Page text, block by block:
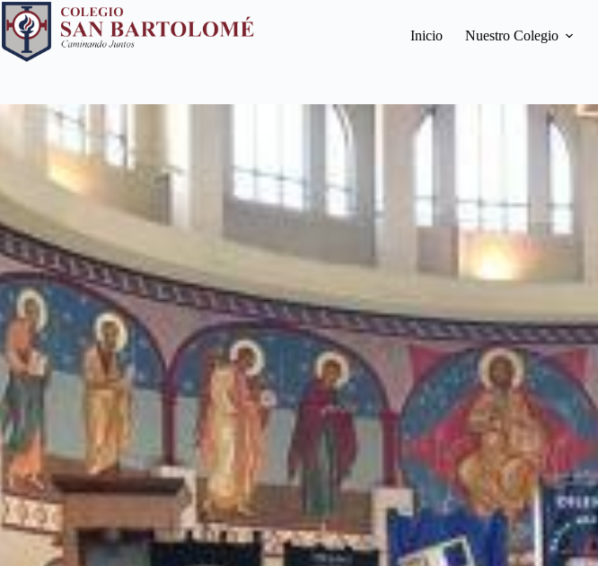
Inicio Nuestro Colegio